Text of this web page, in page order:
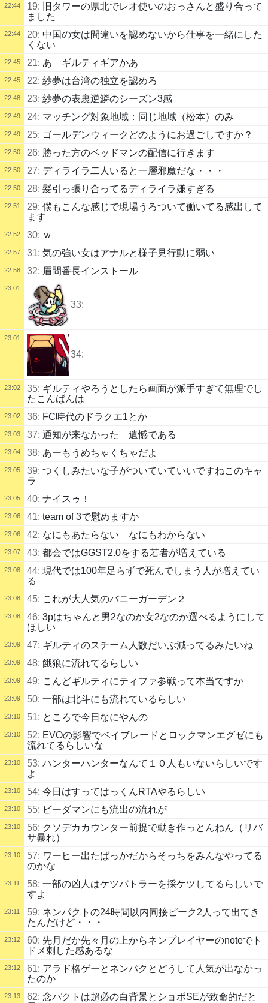
22:44 19:
旧タワーの県北でレオ使いのおっさんと盛り合って
ました
22:44 20: 中国の女は間違いを認めないから仕事を一緒にした
くない
22:45 21: あ ギルティギアかあ
22:45 22: 紗夢は台湾の独立を認めろ
22:48 23: 紗夢の表裏逆鱗のシーズン3感
22:49 24: マッチング対象地域：同じ地域（松本）のみ
22:49 25: ゴールデンウィークどのようにお過ごしですか？
22:50 26: 勝った方のベッドマンの配信に行きます
22:50 27: ディライラ二人いると一層邪魔だな・・・
22:50 28: 髪引っ張り合ってるディライラ嫌すぎる
22:51 29: 僕もこんな感じで現場うろついて働いてる感出して
ます
22:52 30: ｗ
22:57 31: 気の強い女はアナルと様子見行動に弱い
22:58 32: 眉間番長インストール
23:01
33:
23:01
34:
23:02 35: ギルティやろうとしたら画面が派手すぎて無理でし
たこんばんは
23:02 36: FC時代のドラクエ1とか
23:03 37: 通知が来なかった 遺憾である
23:04 38: あーもうめちゃくちゃだよ
23:05 39: つくしみたいな子がついていていいですねこのキャ
ラ
23:05 40: ナイスゥ！
23:06 41: team of 3で慰めますか
23:06 42: なにもあたらない なにもわからない
23:07 43: 都会ではGGST2.0をする若者が増えている
23:08 44: 現代では100年足らずで死んでしまう人が増えてい
る
23:08 45: これが大人気のバニーガーデン２
23:08 46: 3pはちゃんと男2なのか女2なのか選べるようにして
ほしい
23:09 47: ギルティのスチーム人数だいぶ減ってるみたいね
23:09 48: 餓狼に流れてるらしい
23:09 49: こんどギルティにティファ参戦って本当ですか
23:09 50: 一部は北斗にも流れているらしい
23:10 51: ところで今日なにやんの
23:10 52: EVOの影響でベイブレードとロックマンエグゼにも
流れてるらしいな
23:10 53: ハンターハンターなんて１０人もいないらしいです
よ
23:10 54: 今日はすってはっくんRTAやるらしい
23:10 55: ビーダマンにも流出の流れが
23:10 56: クソデカカウンター前提で動き作っとんねん（リバ
サ暴れ）
23:10 57: ワーヒー出たばっかだからそっちをみんなやってる
のかな
23:11 58: 一部の凶人はケツバトラーを採ケツしてるらしいで
すよ
23:11 59: ネンパクトの24時間以内同接ピーク2人って出てき
たんだけど・・・
23:12 60: 先月だか先々月の上からネンプレイヤーのnoteでト
ドメ刺した感あるな
23:12 61: アラド格ゲーとネンパクとどうして人気が出なかっ
たのか
23:13 62: 念パクトは超必の白背景とショボSEが致命的だと